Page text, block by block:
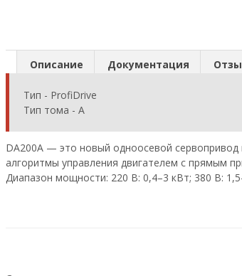
Описание Документация
Тип - ProfiDrive
Тип тома - A
DA200A — это новый одноосевой сервопривод
алгоритмы управления двигателем с прямым
Диапазон мощности: 220 В: 0,4–3 кВт; 380 В: